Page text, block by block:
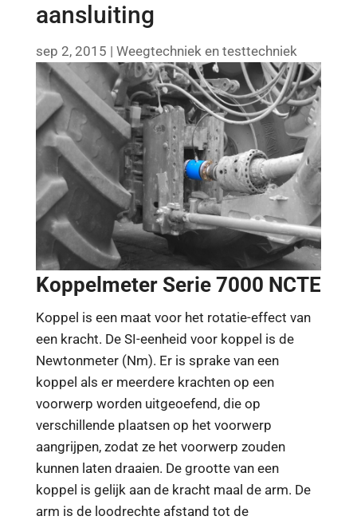
aansluiting
sep 2, 2015 | Weegtechniek en testtechniek
Koppelmeter Serie 7000 NCTE
Koppel is een maat voor het rotatie-effect van
een kracht. De SI-eenheid voor koppel is de
Newtonmeter (Nm). Er is sprake van een
koppel als er meerdere krachten op een
voorwerp worden uitgeoefend, die op
verschillende plaatsen op het voorwerp
aangrijpen, zodat ze het voorwerp zouden
kunnen laten draaien. De grootte van een
koppel is gelijk aan de kracht maal de arm. De
arm is de loodrechte afstand tot de